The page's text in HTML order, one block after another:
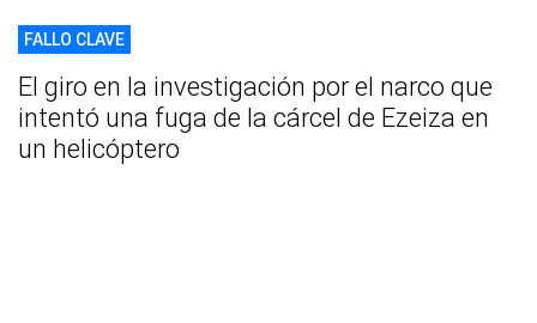
FALLO CLAVE
El giro en la investigación por el narco que
intentó una fuga de la cárcel de Ezeiza en
un helicóptero